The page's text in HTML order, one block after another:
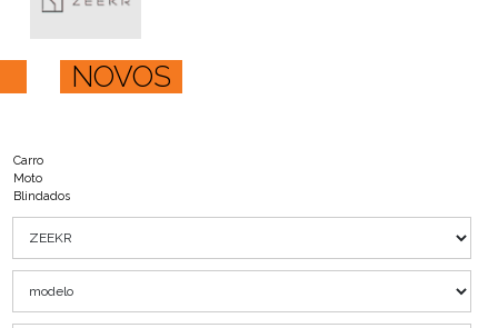
NOVOS
Carro
Moto
Blindados